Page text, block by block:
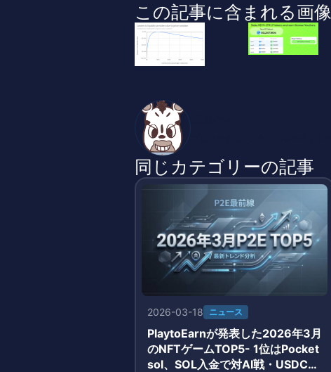
この記事に含まれる画像
同じカテゴリーの記事
2026-03-18 ニュース
PlaytoEarnが発表した2026年3月
のNFTゲームTOP5- 1位はPocket
sol、SOL入金で対AI戦・USDC報